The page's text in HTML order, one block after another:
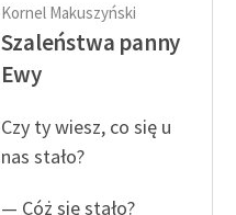
Kornel Makuszyński
Szaleństwa panny
Ewy
Czy ty wiesz, co się u
nas stało?
— Cóż się stało?